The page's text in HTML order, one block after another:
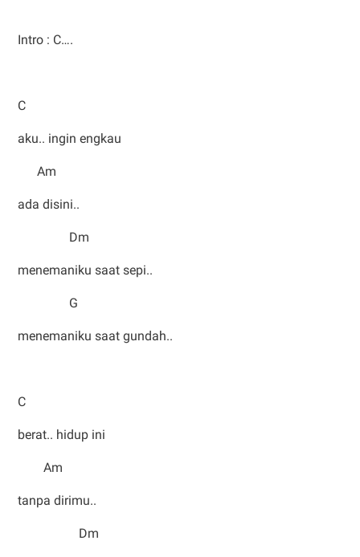
Intro : C….
C
aku.. ingin engkau
Am
ada disini..
Dm
menemaniku saat sepi..
G
menemaniku saat gundah..
C
berat.. hidup ini
Am
tanpa dirimu..
Dm